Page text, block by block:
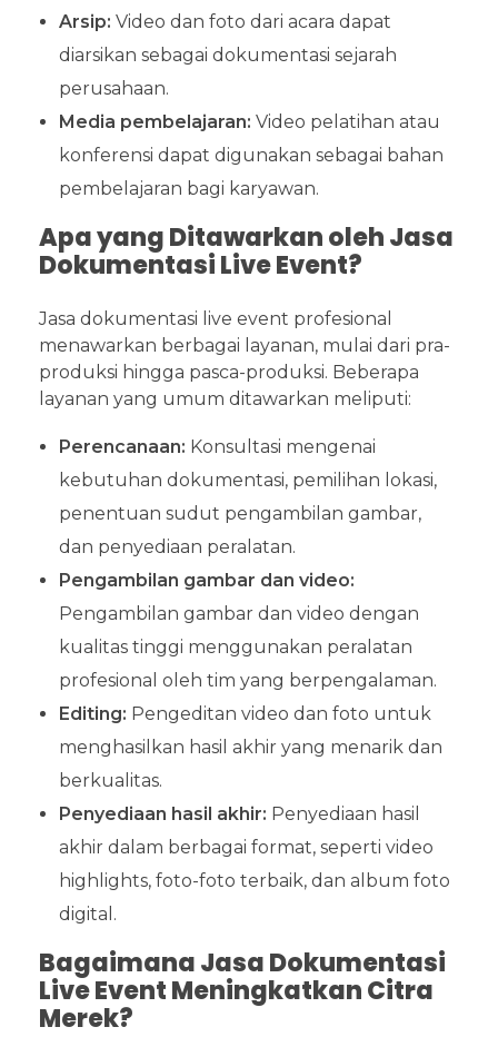
Arsip: Video dan foto dari acara dapat
diarsikan sebagai dokumentasi sejarah
perusahaan.
Media pembelajaran: Video pelatihan atau
konferensi dapat digunakan sebagai bahan
pembelajaran bagi karyawan.
Apa yang Ditawarkan oleh Jasa
Dokumentasi Live Event?
Jasa dokumentasi live event profesional
menawarkan berbagai layanan, mulai dari pra-
produksi hingga pasca-produksi. Beberapa
layanan yang umum ditawarkan meliputi:
Perencanaan: Konsultasi mengenai
kebutuhan dokumentasi, pemilihan lokasi,
penentuan sudut pengambilan gambar,
dan penyediaan peralatan.
Pengambilan gambar dan video:
Pengambilan gambar dan video dengan
kualitas tinggi menggunakan peralatan
profesional oleh tim yang berpengalaman.
Editing: Pengeditan video dan foto untuk
menghasilkan hasil akhir yang menarik dan
berkualitas.
Penyediaan hasil akhir: Penyediaan hasil
akhir dalam berbagai format, seperti video
highlights, foto-foto terbaik, dan album foto
digital.
Bagaimana Jasa Dokumentasi
Live Event Meningkatkan Citra
Merek?